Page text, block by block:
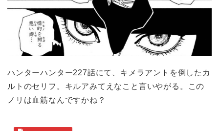
ハンターハンター227話にて、キメラアントを倒したカ
ルトのセリフ。キルアみてえなこと言いやがる。この
ノリは血筋なんですかね？